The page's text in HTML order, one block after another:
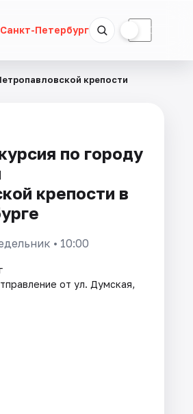
Санкт-Петербург ☾
крепости
по городу
крепости в
• 10:00
от ул. Думская,